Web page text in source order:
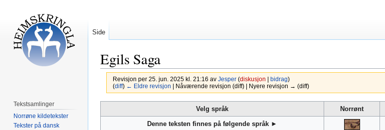
Egils Saga
Revisjon per 25. jun. 2025 kl. 21:16 av Jesper (diskusjon bidrag)
(diff) ← Eldre revisjon | Nåværende revisjon (diff) | Nyere revisjon → (diff)
til
til
Velg språk Norrønt
Denne teksten finnes på følgende språk ►
Side
Tekstsamlinger
Norrøne kildetekster
Tekster på dansk